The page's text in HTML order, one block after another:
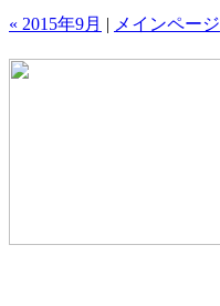
« 2015年9月 | メインページ